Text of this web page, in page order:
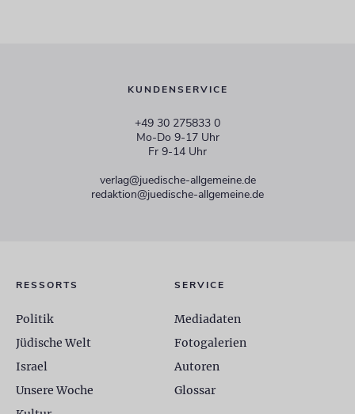
KUNDENSERVICE
+49 30 275833 0
Mo-Do 9-17 Uhr
Fr 9-14 Uhr
verlag@juedische-allgemeine.de
redaktion@juedische-allgemeine.de
RESSORTS
Politik
Jüdische Welt
Israel
Unsere Woche
SERVICE
Mediadaten
Fotogalerien
Autoren
Glossar